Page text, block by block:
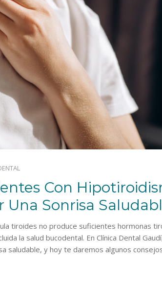
Con
Una Sonrisa
tiroides no produce suficientes hormonas
la salud bucodental. En Clínica Dental
saludable, y hoy te daremos algunos